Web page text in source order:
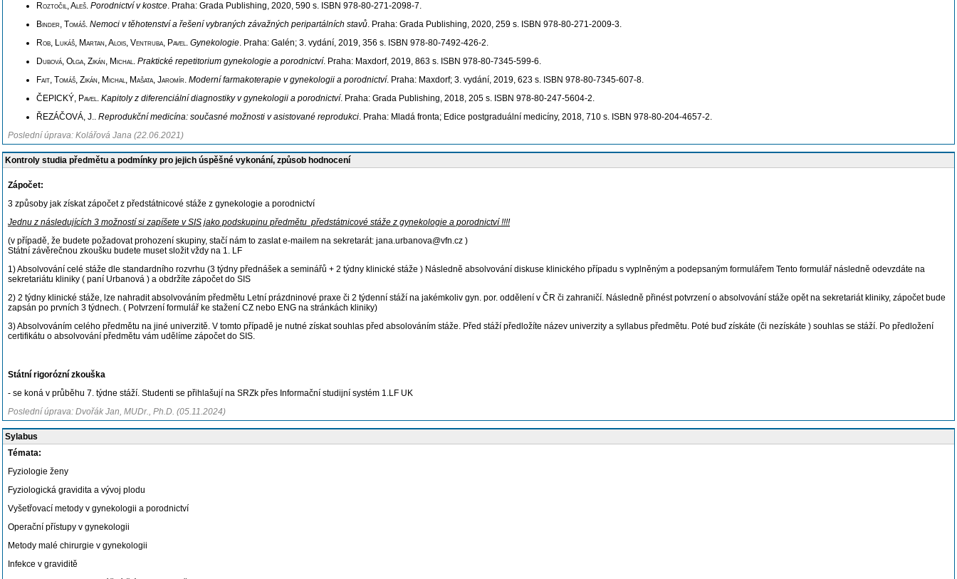
Roztočil, Aleš. Porodnictví v kostce. Praha: Grada Publishing, 2020, 590 s. ISBN 978-80-271-2098-7.
Binder, Tomáš. Nemoci v těhotenství a řešení vybraných závažných peripartálních stavů. Praha: Grada Publishing, 2020, 259 s. ISBN 978-80-271-2009-3.
Rob, Lukáš, Martan, Alois, Ventruba, Pavel. Gynekologie. Praha: Galén; 3. vydání, 2019, 356 s. ISBN 978-80-7492-426-2.
Dubová, Olga, Zikán, Michal. Praktické repetitorium gynekologie a porodnictví. Praha: Maxdorf, 2019, 863 s. ISBN 978-80-7345-599-6.
Fait, Tomáš, Zikán, Michal, Mašata, Jaromír. Moderní farmakoterapie v gynekologii a porodnictví. Praha: Maxdorf; 3. vydání, 2019, 623 s. ISBN 978-80-7345-607-8.
ČEPICKÝ, Pavel. Kapitoly z diferenciální diagnostiky v gynekologii a porodnictví. Praha: Grada Publishing, 2018, 205 s. ISBN 978-80-247-5604-2.
ŘEZÁČOVÁ, J.. Reprodukční medicína: současné možnosti v asistované reprodukci. Praha: Mladá fronta; Edice postgraduální medicíny, 2018, 710 s. ISBN 978-80-204-4657-2.
Poslední úprava: Kolářová Jana (22.06.2021)
Kontroly studia předmětu a podmínky pro jejich úspěšné vykonání, způsob hodnocení
Zápočet:
3 způsoby jak získat zápočet z předstátnicové stáže z gynekologie a porodnictví
Jednu z následujících 3 možností si zapíšete v SIS jako podskupinu předmětu předstátnicové stáže z gynekologie a porodnictví !!!!
(v případě, že budete požadovat prohození skupiny, stačí nám to zaslat e-mailem na sekretarát: jana.urbanova@vfn.cz )
Státní závěrečnou zkoušku budete muset složit vždy na 1. LF
1) Absolvování celé stáže dle standardního rozvrhu (3 týdny přednášek a seminářů + 2 týdny klinické stáže ) Následně absolvování diskuse klinického případu s vyplněným a podepsaným formulářem Tento formulář následně odevzdáte na
sekretariátu kliniky ( paní Urbanová ) a obdržíte zápočet do SIS
2) 2 týdny klinické stáže, lze nahradit absolvováním předmětu Letní prázdninové praxe či 2 týdenní stáží na jakémkoliv gyn. por. oddělení v ČR či zahraničí. Následně přinést potvrzení o absolvování stáže opět na sekretariát kliniky, zápočet bude
zapsán po prvních 3 týdnech. ( Potvrzení formulář ke stažení CZ nebo ENG na stránkách kliniky)
3) Absolvováním celého předmětu na jiné univerzitě. V tomto případě je nutné získat souhlas před absolováním stáže. Před stáží předložíte název univerzity a syllabus předmětu. Poté buď získáte (či nezískáte ) souhlas se stáží. Po předložení
certifikátu o absolvování předmětu vám udělíme zápočet do SIS.
Státní rigorózní zkouška
- se koná v průběhu 7. týdne stáží. Studenti se přihlašují na SRZk přes Informační studijní systém 1.LF UK
Poslední úprava: Dvořák Jan, MUDr., Ph.D. (05.11.2024)
Sylabus
Témata:
Fyziologie ženy
Fyziologická gravidita a vývoj plodu
Vyšetřovací metody v gynekologii a porodnictví
Operační přístupy v gynekologii
Metody malé chirurgie v gynekologii
Infekce v graviditě